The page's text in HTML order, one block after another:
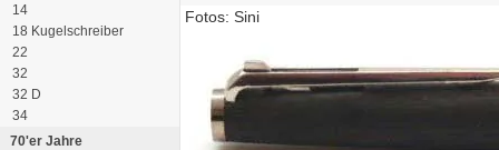
14
18 Kugelschreiber
22
32
32 D
34
70'er Jahre
Fotos: Sini